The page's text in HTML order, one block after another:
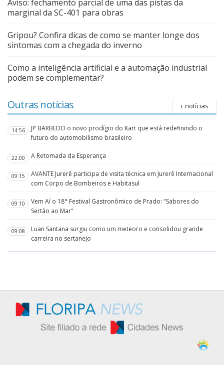
Aviso: fechamento parcial de uma das pistas da
marginal da SC-401 para obras
Gripou? Confira dicas de como se manter longe dos
sintomas com a chegada do inverno
Como a inteligência artificial e a automação industrial
podem se complementar?
Outras notícias + notícias
14:56
JP BARBEDO o novo prodígio do Kart que está redefinindo o
futuro do automobilismo brasileiro
22:00 A Retomada da Esperança
09:15
AVANTE Jurerê participa de visita técnica em Jurerê Internacional
com Corpo de Bombeiros e Habitasul
09:10
Vem Aí o 18° Festival Gastronômico de Prado: "Sabores do
Sertão ao Mar"
09:08
Luan Santana surgiu como um meteoro e consolidou grande
carreira no sertanejo